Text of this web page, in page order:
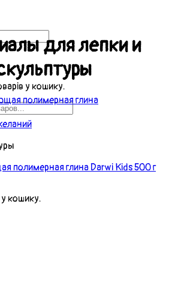
у кошику.
кошику.
для лепки и
полимерная глина Darwi Kids 500 г